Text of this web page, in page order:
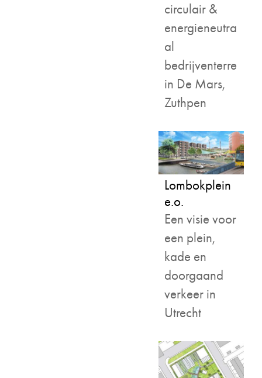
circulair &
energieneutra
al
bedrijventerre
in De Mars,
Zuthpen
Lombokplein
e.o.
Een visie voor
een plein,
kade en
doorgaand
verkeer in
Utrecht